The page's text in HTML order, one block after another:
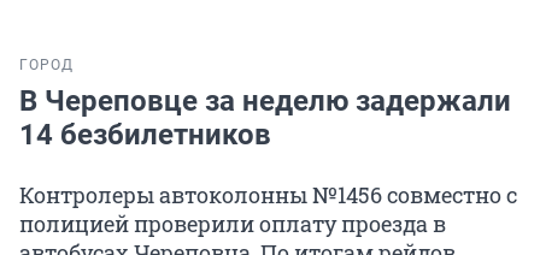
ГОРОД
В Череповце за неделю задержали
14 безбилетников
Контролеры автоколонны №1456 совместно с
полицией проверили оплату проезда в